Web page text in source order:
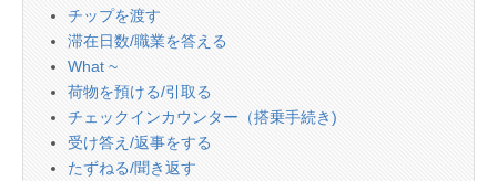
チップを渡す
滞在日数/職業を答える
What ~
荷物を預ける/引取る
チェックインカウンター（搭乗手続き)
受け答え/返事をする
たずねる/聞き返す